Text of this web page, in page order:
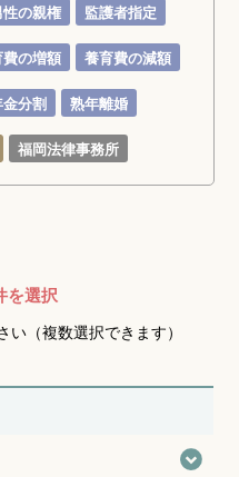
性の親権 監護者指定
の増額 養育費の減額
金分割 熟年離婚
福岡法律事務所
を選択
い（複数選択できます）